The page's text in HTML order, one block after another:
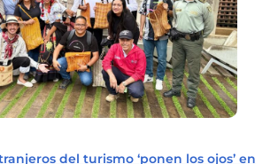
del turismo ‘ponen los ojos’ en